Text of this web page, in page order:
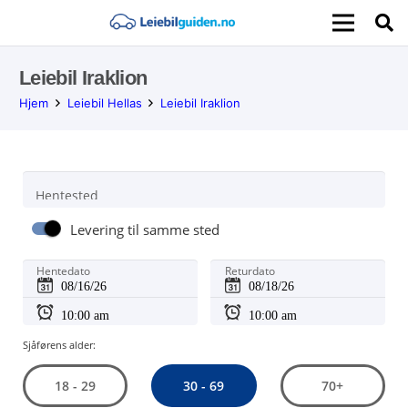
Leiebil Iraklion
Hjem Leiebil Hellas Leiebil Iraklion
Hentested
Levering til samme sted
Hentedato Returdato
Sjåførens alder:
18 - 29 30 - 69 70+